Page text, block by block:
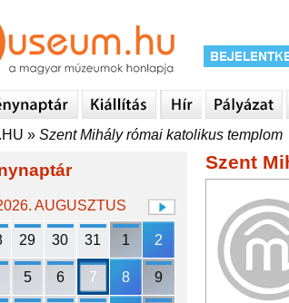
» Szent Mihály római katolikus templom
AUGUSZTUS
29 30 31 1 2
5 6 7 8 9
Szent